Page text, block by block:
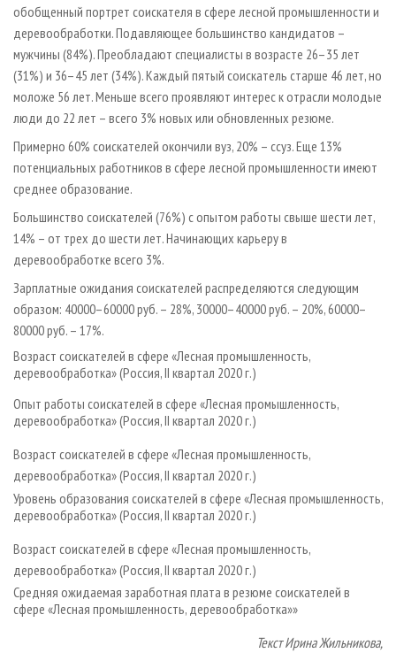
обобщенный портрет соискателя в сфере лесной промышленности и
деревообработки. Подавляющее большинство кандидатов –
мужчины (84%). Преобладают специалисты в возрасте 26–35 лет
(31%) и 36–45 лет (34%). Каждый пятый соискатель старше 46 лет, но
моложе 56 лет. Меньше всего проявляют интерес к отрасли молодые
люди до 22 лет – всего 3% новых или обновленных резюме.
Примерно 60% соискателей окончили вуз, 20% – ссуз. Еще 13%
потенциальных работников в сфере лесной промышленности имеют
среднее образование.
Большинство соискателей (76%) с опытом работы свыше шести лет,
14% – от трех до шести лет. Начинающих карьеру в
деревообработке всего 3%.
Зарплатные ожидания соискателей распределяются следующим
образом: 40000–60000 руб. – 28%, 30000–40000 руб. – 20%, 60000–
80000 руб. – 17%.
Возраст соискателей в сфере «Лесная промышленность,
деревообработка» (Россия, II квартал 2020 г.)
Опыт работы соискателей в сфере «Лесная промышленность,
деревообработка» (Россия, II квартал 2020 г.)
Возраст соискателей в сфере «Лесная промышленность,
деревообработка» (Россия, II квартал 2020 г.)
Уровень образования соискателей в сфере «Лесная промышленность,
деревообработка» (Россия, II квартал 2020 г.)
Возраст соискателей в сфере «Лесная промышленность,
деревообработка» (Россия, II квартал 2020 г.)
Средняя ожидаемая заработная плата в резюме соискателей в
сфере «Лесная промышленность, деревообработка»»
Текст Ирина Жильникова,